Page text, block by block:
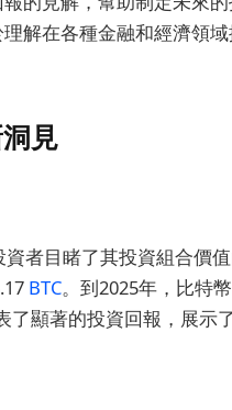
解在各種金融和經濟領
見
者目睹了其投資組合價
BTC。到2025年，比特
了顯著的投資回報，展示